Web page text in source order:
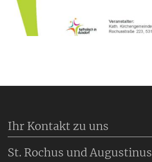
Ihr Kontakt zu uns
St. Rochus und Augustinus